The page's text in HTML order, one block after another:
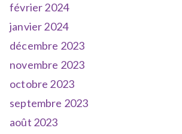
février 2024
janvier 2024
décembre 2023
novembre 2023
octobre 2023
septembre 2023
août 2023